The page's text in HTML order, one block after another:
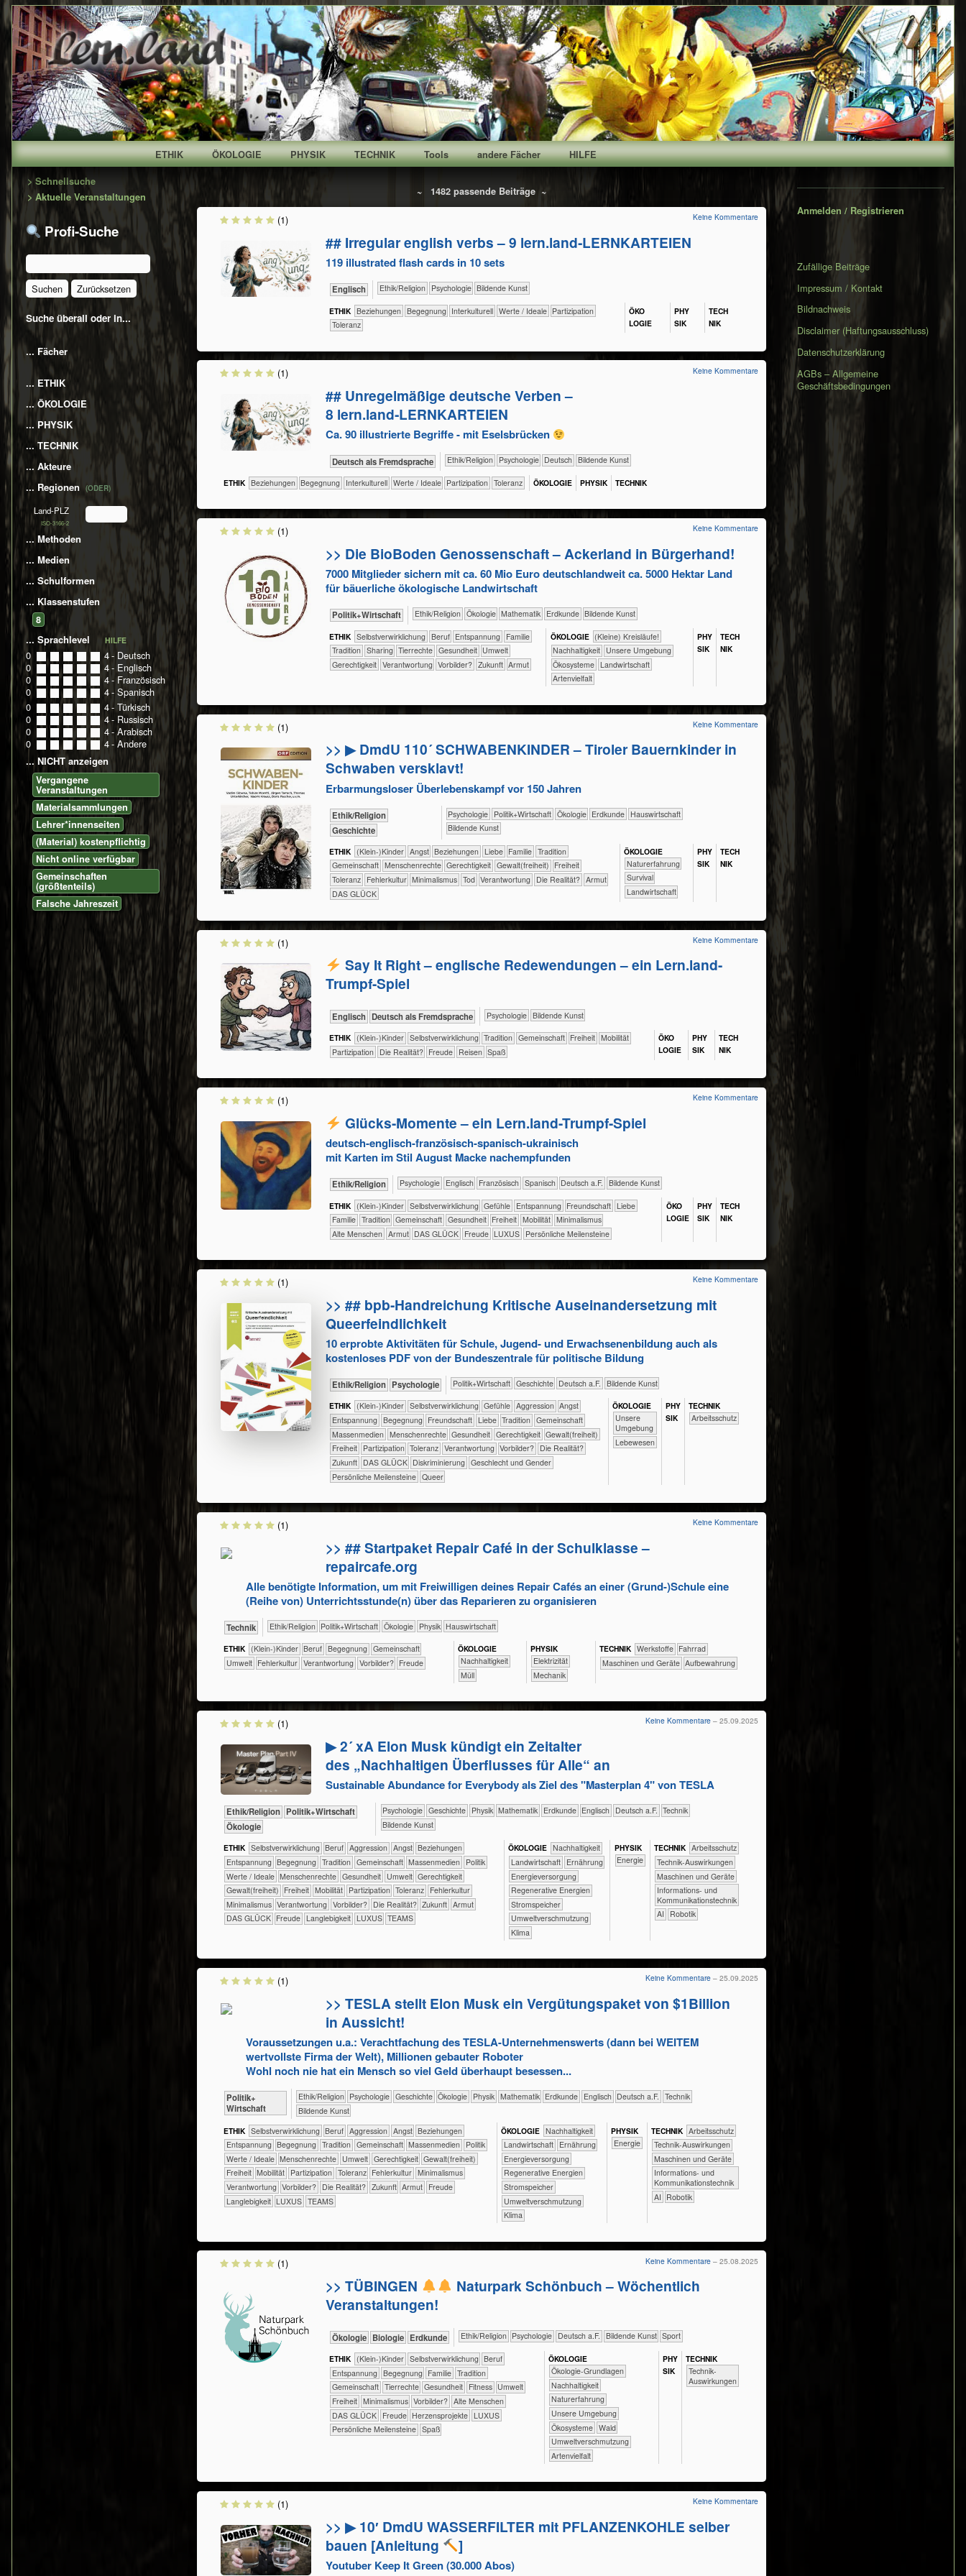
ETHIK ÖKOLOGIE PHYSIK TECHNIK Tools andere Fächer HILFE
~ 1482 passende Beiträge ~
## Irregular english verbs – 9 lern.land‑LERNKARTEIEN
119 illustrated flash cards in 10 sets
​​​Englisch ​​​​​​​​​​Ethik/​Religion ​​​​​​​​​​Psychologie Bildende Kunst
ETHIK ​​​​​​​​​​​​​Beziehungen ​​​​​​​​​​​​Begegnung ​​​​​​​​Interkulturell ​​​​​​​​Werte / Ideale ​​​Partizipation
​​​Toleranz
ÖKO​
LOGIE
PHY​
SIK
TECH​
NIK
Keine Kommentare
(1)
## Unregelmäßige deutsche Verben –
8 lern.land‑LERNKARTEIEN
Ca. 90 illustrierte Begriffe - mit Eselsbrücken
​​​Deutsch als Fremdsprache ​​​​​​​​​​Ethik/​Religion ​​​​​​​​​​Psychologie ​​​​Deutsch Bildende Kunst
ETHIK ​​​​​​​​​​​​​Beziehungen ​​​​​​​​​​​​Begegnung ​​​​​​​​Interkulturell ​​​​​​​​Werte / Ideale ​​​Partizipation ​​​Toleranz ÖKO​LOGIE PHY​SIK TECH​NIK
Keine Kommentare
(1)
>> Die BioBoden Genossenschaft – Acker­land in Bür­ger­hand!
7000 Mitglieder sichern mit ca. 60 Mio Euro deutschlandweit ca. 5000 Hektar Land
für bäuerliche ökologische Landwirtschaft
​​​​​​​​​Politik+​Wirtschaft ​​​​​​​​​​Ethik/​Religion ​​​​​​​​Ökologie ​​​​​​Mathematik ​​​​​Erdkunde Bildende Kunst
ETHIK ​​​​​​​​​​​​​​​​​​​​​​​​​​​​​​​​​​​​​​​​Selbst­verwirklichung ​​​​​​​​​​​​​​​Beruf ​​​​​​​​​​​​​Entspannung ​​​​​​​​​​​Familie
​​​​​​​​​​​Tradition ​​​​​​​​​​Sharing ​​​​​​​​Tierrechte ​​​​​​Gesundheit ​​​​​Umwelt
​​​​Gerechtigkeit ​​Verantwortung ​​Vorbilder? ​Zukunft Armut
ÖKO​LOGIE ​​​​​​​​​​​​​​(Kleine) Kreisläufe!
​​​​​​​​​​​​​​​Nachhaltigkeit ​​​​​​​​​​​​​Unsere Umgebung
​​​​​​​​​​​Ökosysteme ​​​​​Landwirtschaft
Artenvielfalt
PHY​
SIK
TECH​
NIK
Keine Kommentare
(1)
>> ▶ DmdU 110´ SCHWABENKINDER – Tiroler Bauernkinder in
Schwaben versklavt!
Erbarmungsloser Überlebenskampf vor 150 Jahren
​​​​​​​​​​Ethik/​Religion
​​​​​​​​Geschichte
​​​​​​​​​​Psychologie ​​​​​​​​​Politik+​Wirtschaft ​​​​​​​​Ökologie ​​​​​Erdkunde ​Haus­wirtschaft
Bildende Kunst
ETHIK (Klein-)Kinder ​​​​​​​​​​​​​Angst ​​​​​​​​​​​​​Beziehungen ​​​​​​​​​​​​Liebe ​​​​​​​​​​​Familie ​​​​​​​​​​​Tradition
​​​​​​​​​​Gemeinschaft ​​​​​​​Menschenrechte ​​​​Gerechtigkeit ​​​​Gewalt(freiheit) ​​​Freiheit
​​​Toleranz ​​Fehlerkultur ​​Minimalismus ​​Tod ​​Verantwortung ​Die Realität? Armut
DAS GLÜCK
ÖKO​LOGIE
​​​​​​​​​​​​​Naturerfahrung
​​​​​​​​​​​​Survival
​​​​​Landwirtschaft
PHY​
SIK
TECH​
NIK
Keine Kommentare
(1)
Say It Right – englische Redewendungen – ein Lern.land-
Trumpf-Spiel
​​​Englisch ​​​Deutsch als Fremdsprache ​​​​​​​​​​Psychologie Bildende Kunst
ETHIK (Klein-)Kinder ​​​​​​​​​​​​​​​​​​​​​​​​​​​​​​​​​​​​​​​​Selbst­verwirklichung ​​​​​​​​​​​Tradition ​​​​​​​​​​Gemeinschaft ​​​Freiheit ​​​Mobilität
​​​Partizipation ​Die Realität? Freude Reisen Spaß
ÖKO​
LOGIE
PHY​
SIK
TECH​
NIK
Keine Kommentare
(1)
Glücks-Momente – ein Lern.land-Trumpf-Spiel
deutsch-englisch-französisch-spanisch-ukrainisch
mit Karten im Stil August Macke nachempfunden
​​​​​​​​​​Ethik/​Religion ​​​​​​​​​​Psychologie ​​​​Englisch ​​​​Französisch ​​​​Spanisch ​​​Deutsch a.F. Bildende Kunst
ETHIK (Klein-)Kinder ​​​​​​​​​​​​​​​​​​​​​​​​​​​​​​​​​​​​​​​​Selbst­verwirklichung ​​​​​​​​​​​​​​​Gefühle ​​​​​​​​​​​​​Entspannung ​​​​​​​​​​​​Freundschaft ​​​​​​​​​​​​Liebe
​​​​​​​​​​​Familie ​​​​​​​​​​​Tradition ​​​​​​​​​​Gemeinschaft ​​​​​​Gesundheit ​​​Freiheit ​​​Mobilität ​​Minimalismus
Alte Menschen Armut DAS GLÜCK Freude LUXUS Persönliche Meilensteine
ÖKO​
LOGIE
PHY​
SIK
TECH​
NIK
Keine Kommentare
(1)
>> ## bpb-Handreichung Kritische Auseinandersetzung mit
Queerfeindlichkeit
10 erprobte Aktivitäten für Schule, Jugend- und Erwachsenenbildung auch als
kostenloses PDF von der Bundeszentrale für politische Bildung
​​​​​​​​​​Ethik/​Religion ​​​​​​​​​​Psychologie ​​​​​​​​​Politik+​Wirtschaft ​​​​​​​​Geschichte ​​​Deutsch a.F. Bildende Kunst
ETHIK (Klein-)Kinder ​​​​​​​​​​​​​​​​​​​​​​​​​​​​​​​​​​​​​​​​Selbst­verwirklichung ​​​​​​​​​​​​​​​Gefühle ​​​​​​​​​​​​​Aggression ​​​​​​​​​​​​​Angst
​​​​​​​​​​​​​Entspannung ​​​​​​​​​​​​Begegnung ​​​​​​​​​​​​Freundschaft ​​​​​​​​​​​​Liebe ​​​​​​​​​​​Tradition ​​​​​​​​​​Gemeinschaft
​​​​​​​​​Massenmedien ​​​​​​​Menschenrechte ​​​​​​Gesundheit ​​​​Gerechtigkeit ​​​​Gewalt(freiheit)
​​​Freiheit ​​​Partizipation ​​​Toleranz ​​Verantwortung ​​Vorbilder? ​Die Realität?
​Zukunft DAS GLÜCK Diskriminierung Geschlecht und Gender
Persönliche Meilensteine Queer
ÖKO​LOGIE
​​​​​​​​​​​​​Unsere
Umgebung
​​​​​​​​​Lebewesen
PHY​
SIK
TECH​NIK
​​​​​​Arbeitsschutz
Keine Kommentare
(1)
>> ## Startpaket Repair Café in der Schulklasse –
repaircafe.org
Alle benötigte Information, um mit Freiwilligen deines Repair Cafés an einer (Grund-)Schule eine
(Reihe von) Unterrichtsstunde(n) über das Reparieren zu organisieren
​Technik ​​​​​​​​​​Ethik/​Religion ​​​​​​​​​Politik+​Wirtschaft ​​​​​​​​Ökologie ​​​​​​​Physik ​Haus­wirtschaft
ETHIK (Klein-)Kinder ​​​​​​​​​​​​​​​Beruf ​​​​​​​​​​​​Begegnung ​​​​​​​​​​Gemeinschaft
​​​​​Umwelt ​​Fehlerkultur ​​Verantwortung ​​Vorbilder? Freude
ÖKO​LOGIE
​​​​​​​​​​​​​​​Nachhaltigkeit
​Müll
PHY​SIK
​​​Elektrizität
​​​Mechanik
TECH​NIK ​​​​​​​​​Werkstoffe ​​​​​​​Fahrrad
​​​​Maschinen und Geräte Aufbewahrung
Keine Kommentare
(1)
▶ 2´ xA Elon Musk kündigt ein Zeitalter
des „Nachhaltigen Überflusses für Alle“ an
Sustainable Abundance for Everybody als Ziel des "Masterplan 4" von TESLA
​​​​​​​​​​Ethik/​Religion ​​​​​​​​​Politik+​Wirtschaft
​​​​​​​Ökologie
​​​​​​​​​​Psychologie ​​​​​​​​Geschichte ​​​​​​​Physik ​​​​​​Mathematik ​​​​​Erdkunde ​​​​Englisch ​​​Deutsch a.F.
​Technik
Bildende Kunst
ETHIK ​​​​​​​​​​​​​​​​​​​​​​​​​​​​​​​​​​​​​​​​Selbst­verwirklichung ​​​​​​​​​​​​​​​Beruf ​​​​​​​​​​​​​Aggression ​​​​​​​​​​​​​Angst ​​​​​​​​​​​​​Beziehungen
​​​​​​​​​​​​​Entspannung ​​​​​​​​​​​​Begegnung ​​​​​​​​​​​Tradition ​​​​​​​​​​Gemeinschaft ​​​​​​​​​Massenmedien ​​​​​​​​​Politik
​​​​​​​​Werte / Ideale ​​​​​​​Menschenrechte ​​​​​​Gesundheit ​​​​​Umwelt ​​​​Gerechtigkeit
​​​​Gewalt(freiheit) ​​​Freiheit ​​​Mobilität ​​​Partizipation ​​​Toleranz ​​Fehlerkultur
​​Minimalismus ​​Verantwortung ​​Vorbilder? ​Die Realität? ​Zukunft Armut
DAS GLÜCK Freude Langlebigkeit LUXUS TEAMS
ÖKO​LOGIE ​​​​​​​​​​​​​​​Nachhaltigkeit
​​​​​Landwirtschaft ​​​​Ernährung
​​​Energieversorgung
​​​Regenerative Energien
​​​Stromspeicher
​​Umweltverschmutzung
Klima
PHY​SIK
​​Energie
TECH​NIK ​​​​​​Arbeitsschutz
​​​​​​Technik-Auswirkungen
​​​​Maschinen und Geräte
​​​Informations- und
Kommunikationstechnik
​​AI
Robotik
Keine Kommentare – 25.09.2025
(1)
>> TESLA stellt Elon Musk ein Vergütungspaket von $1Billion
in Aussicht!
Voraussetzungen u.a.: Verachtfachung des TESLA-Unternehmenswerts (dann bei WEITEM
wertvollste Firma der Welt), Millionen gebauter Roboter
Wohl noch nie hat ein Mensch so viel Geld überhaupt besessen...
​​​​​​​​​Politik+​
Wirtschaft
​​​​​​​​​​Ethik/​Religion ​​​​​​​​​​Psychologie ​​​​​​​​Geschichte ​​​​​​​​Ökologie ​​​​​​​Physik ​​​​​​Mathematik ​​​​​Erdkunde ​​​​Englisch ​​​Deutsch a.F. ​Technik
Bildende Kunst
ETHIK ​​​​​​​​​​​​​​​​​​​​​​​​​​​​​​​​​​​​​​​​Selbst­verwirklichung ​​​​​​​​​​​​​​​Beruf ​​​​​​​​​​​​​Aggression ​​​​​​​​​​​​​Angst ​​​​​​​​​​​​​Beziehungen
​​​​​​​​​​​​​Entspannung ​​​​​​​​​​​​Begegnung ​​​​​​​​​​​Tradition ​​​​​​​​​​Gemeinschaft ​​​​​​​​​Massenmedien ​​​​​​​​​Politik
​​​​​​​​Werte / Ideale ​​​​​​​Menschenrechte ​​​​​Umwelt ​​​​Gerechtigkeit ​​​​Gewalt(freiheit)
​​​Freiheit ​​​Mobilität ​​​Partizipation ​​​Toleranz ​​Fehlerkultur ​​Minimalismus
​​Verantwortung ​​Vorbilder? ​Die Realität? ​Zukunft Armut Freude
Langlebigkeit LUXUS TEAMS
ÖKO​LOGIE ​​​​​​​​​​​​​​​Nachhaltigkeit
​​​​​Landwirtschaft ​​​​Ernährung
​​​Energieversorgung
​​​Regenerative Energien
​​​Stromspeicher
​​Umweltverschmutzung
Klima
PHY​SIK
​​Energie
TECH​NIK ​​​​​​Arbeitsschutz
​​​​​​Technik-Auswirkungen
​​​​Maschinen und Geräte
​​​Informations- und
Kommunikationstechnik
​​AI Robotik
Keine Kommentare – 25.09.2025
(1)
>> TÜBINGEN
Naturpark Schönbuch – Wöchentlich
Veranstaltungen!
​​​​​​​Ökologie ​​​​​​Biologie ​​​​Erdkunde ​​​​​​​​​​Ethik/​Religion ​​​​​​​​​​Psychologie ​​​Deutsch a.F. Bildende Kunst Sport
ETHIK (Klein-)Kinder ​​​​​​​​​​​​​​​​​​​​​​​​​​​​​​​​​​​​​​​​Selbst­verwirklichung ​​​​​​​​​​​​​​​Beruf
​​​​​​​​​​​​​Entspannung ​​​​​​​​​​​​Begegnung ​​​​​​​​​​​Familie ​​​​​​​​​​​Tradition
​​​​​​​​​​Gemeinschaft ​​​​​​​​Tierrechte ​​​​​​Gesundheit ​​​​​Fitness ​​​​​Umwelt
​​​Freiheit ​​Minimalismus ​​Vorbilder? Alte Menschen
DAS GLÜCK Freude Herzensprojekte LUXUS
Persönliche Meilensteine Spaß
ÖKO​LOGIE
​​​​​​​​​​​​​​​​Ökologie-Grundlagen
​​​​​​​​​​​​​​​Nachhaltigkeit
​​​​​​​​​​​​​Naturerfahrung
​​​​​​​​​​​​​Unsere Umgebung
​​​​​​​​​​​Ökosysteme ​​​​​​​​​​Wald
​​Umweltverschmutzung
Artenvielfalt
PHY​
SIK
TECH​NIK
​​​​​​Technik-
Auswirkungen
Keine Kommentare – 25.08.2025
(1)
>> ▶ 10′ DmdU WASSERFILTER mit PFLANZENKOHLE selber
bauen [Anleitung
]
Youtuber Keep It Green (30.000 Abos)
Keine Kommentare
(1)
Primary
Sidebar
> Schnellsuche
> Aktuelle Veranstaltungen
Profi-Suche
Suche überall oder in...
... Fächer
... ETHIK
... ÖKOLOGIE
... PHYSIK
... TECHNIK
... Akteure
... Regionen
(ODER)
Land-PLZ
ISO-3166-2
... Methoden
... Medien
... Schulformen
... Klassenstufen
​​8
... Sprachlevel HILFE
0 0 1 2 3 4- Deutsch
0
0 1 2 3 4- Englisch
0
0 1 2 3 4- Französisch
0
0 1 2 3 4- Spanisch
0
0 1 2 3 4- Türkisch
0
0 1 2 3 4- Russisch
0
0 1 2 3 4- Arabisch
0
0 1 2 3 4- Andere
... NICHT anzeigen
Vergangene
Veranstaltungen
Materialsammlungen
Lehrer*innenseiten
(Material) kostenpflichtig
Nicht online verfügbar
Gemeinschaften
(größtenteils)
Falsche Jahreszeit
Secondary
Sidebar
Anmelden / Registrieren
Zufällige Beiträge
Impressum / Kontakt
Bildnachweis
Disclaimer (Haftungsausschluss)
Datenschutzerklärung
AGBs – Allgemeine
Geschäftsbedingungen